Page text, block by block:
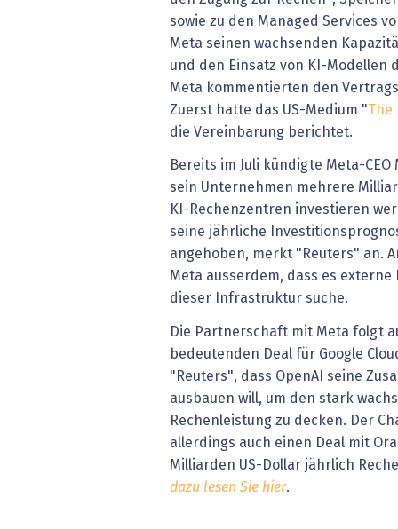
sowie zu den Managed Services
Meta seinen wachsenden
und den Einsatz von KI-Modellen
Meta kommentierten den
Zuerst hatte das US-Medium "The
die Vereinbarung berichtet.
Bereits im Juli kündigte Meta-
sein Unternehmen mehrere
KI-Rechenzentren investieren
seine jährliche
angehoben, merkt "Reuters" an.
Meta ausserdem, dass es
dieser Infrastruktur suche.
Die Partnerschaft mit Meta folgt
bedeutenden Deal für Google
"Reuters", dass OpenAI seine
ausbauen will, um den stark
Rechenleistung zu decken. Der
allerdings auch einen Deal mit
Milliarden US-Dollar jährlich
dazu lesen Sie hier.